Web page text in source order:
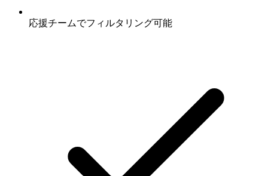
応援チームでフィルタリング可能